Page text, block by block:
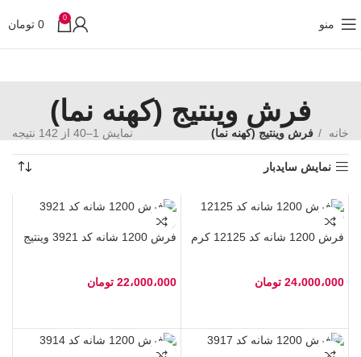
منو 0
0 تومان
فرش وینتیج (کهنه نما)
خانه فرش وینتیج (کهنه نما) نمایش 1–40 از 142 نتیجه
نمایش سایدبار
فرش 1200 شانه کد 12125 کرم
24،000،000 تومان
فرش 1200 شانه کد 3921 وینتیج
22،000،000 تومان